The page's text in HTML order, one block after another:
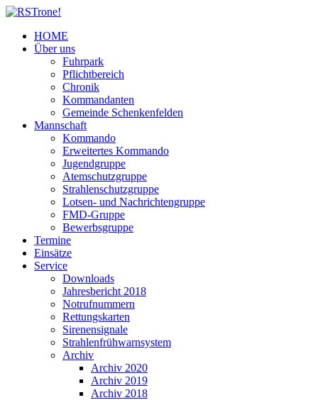
HOME
Über uns
Fuhrpark
Pflichtbereich
Chronik
Kommandanten
Gemeinde Schenkenfelden
Mannschaft
Kommando
Erweitertes Kommando
Jugendgruppe
Atemschutzgruppe
Strahlenschutzgruppe
Lotsen- und Nachrichtengruppe
FMD-Gruppe
Bewerbsgruppe
Termine
Einsätze
Service
Downloads
Jahresbericht 2018
Notrufnummern
Rettungskarten
Sirenensignale
Strahlenfrühwarnsystem
Archiv
Archiv 2020
Archiv 2019
Archiv 2018